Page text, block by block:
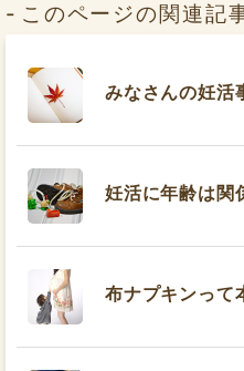
このページの関連記
みなさんの妊活
妊活に年齢は関
布ナプキンって